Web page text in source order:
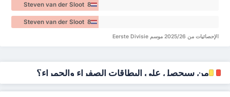
Steven van der Sloot 8
Steven van der Sloot 8
الإحصائيات من 2025/26 موسم Eerste Divisie
من سيحصل على البطاقات الصفراء والحمراء؟